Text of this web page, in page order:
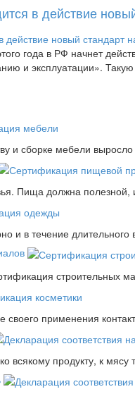
в действие
года в РФ начнет
и эксплуатации».
и сборке мебели
Пища должна
и в течение
строительных
своего применения
всякому продукту, к мясу